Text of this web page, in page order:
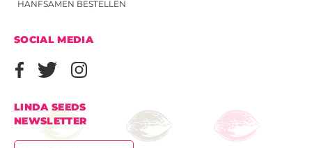
HANFSAMEN BESTELLEN
SOCIAL MEDIA
LINDA SEEDS
NEWSLETTER